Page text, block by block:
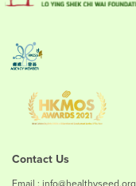
Contact Us
Email : info@healthyseed.org